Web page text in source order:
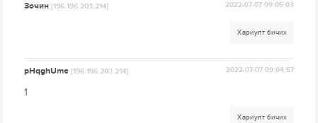
Зочин[196.196.203.214] 2022-07-07 09:05:03
Хариулт бичих
pHqghUme[196.196.203.214] 2022-07-07 09:04:57
1
Хариулт бичих